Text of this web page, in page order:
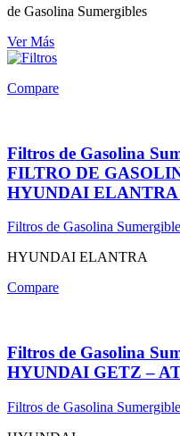
de Gasolina Sumergibles
Ver Más
Compare
Filtros de Gasolina
FILTRO DE
HYUNDAI ELANTRA
Filtros de Gasolina
HYUNDAI ELANTRA
Compare
Filtros de Gasolina
HYUNDAI GETZ –
Filtros de Gasolina